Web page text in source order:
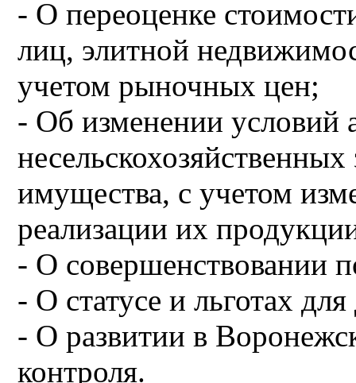
- О переоценке
лиц, элитной
учетом рыночных цен;
- Об изменении условий
имущества, с учетом
реализации их
- О совершенствовании
- О статусе и льготах
- О развитии в
контроля.